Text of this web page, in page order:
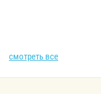
смотреть все